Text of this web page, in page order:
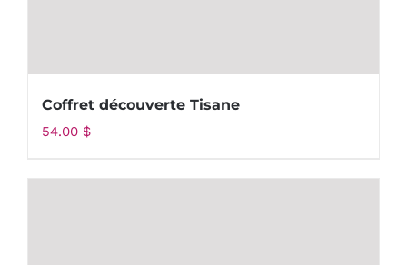
Coffret découverte Tisane
54.00 $